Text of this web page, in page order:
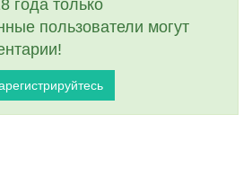
года только
пользователи могут